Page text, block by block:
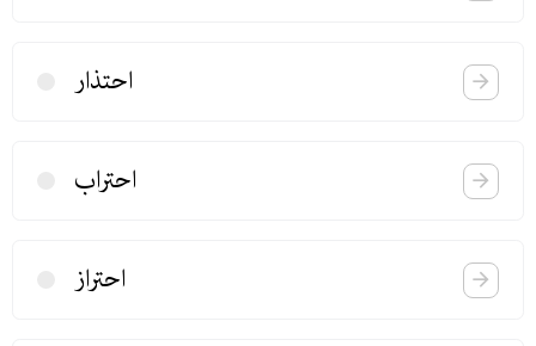
احتذار
احتراب
احتراز